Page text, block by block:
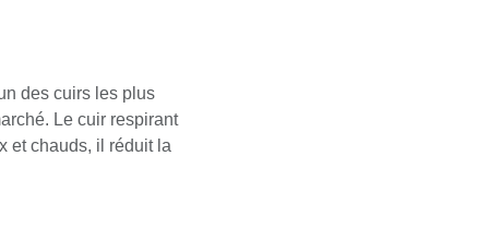
des cuirs les plus
Le cuir
doux et chauds,